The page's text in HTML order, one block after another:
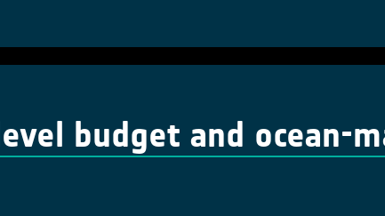
budget and ocean-